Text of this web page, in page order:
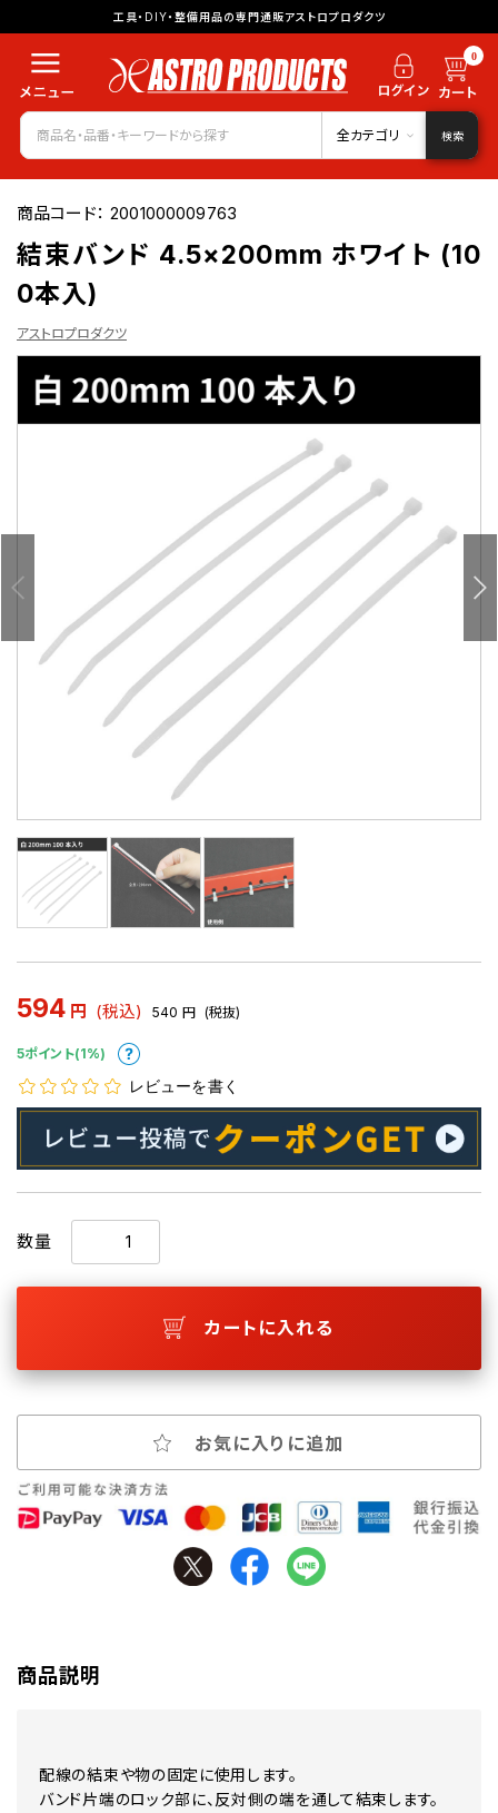
工具・DIY・整備用品の専門通販アストロプロダクツ
0
全カテゴリ 検索
商品コード：2001000009763
結束バンド 4.5×200mm ホワイト (10
0本入)
アストロプロダクツ
594 円 (税込) 540 円 (税抜)
5ポイント(1%)
レビューを書く
数量
カートに入れる
お気に入りに追加
商品説明
配線の結束や物の固定に使用します。
バンド片端のロック部に、反対側の端を通して結束します。